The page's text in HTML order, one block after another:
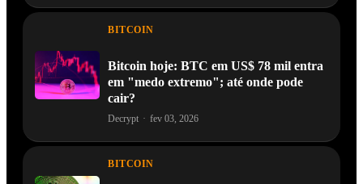
BITCOIN
Bitcoin hoje: BTC em US$ 78 mil entra
em "medo extremo"; até onde pode
cair?
Decrypt · fev 03, 2026
BITCOIN